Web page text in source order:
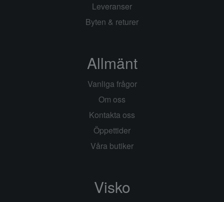
Leveranser
Byten & returer
Allmänt
Vanliga frågor
Om oss
Kontakta oss
Öppettider
Våra butiker
Visko